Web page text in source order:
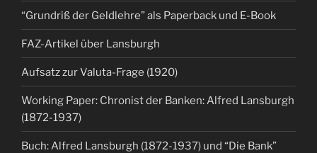
“Grundriß der Geldlehre” als Paperback und E-Book
FAZ-Artikel über Lansburgh
Aufsatz zur Valuta-Frage (1920)
Working Paper: Chronist der Banken: Alfred Lansburgh
(1872-1937)
Buch: Alfred Lansburgh (1872-1937) und “Die Bank”